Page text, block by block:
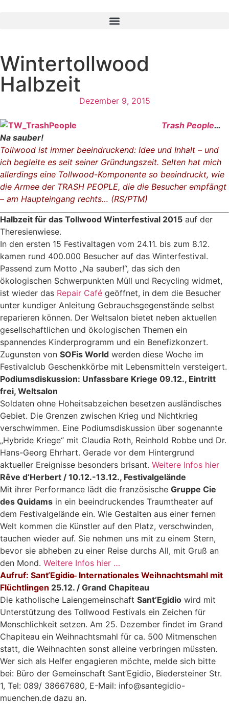
Wintertollwood
Halbzeit
Dezember 9, 2015
Trash People…
Na sauber!
Tollwood ist immer beeindruckend: Idee und Inhalt – und
ich begleite es seit seiner Gründungszeit. Selten hat mich
allerdings eine Tollwood-Komponente so beeindruckt, wie
die Armee der TRASH PEOPLE, die die Besucher empfängt
– am Haupteingang rechts… (RS/PTM)
Halbzeit für das Tollwood Winterfestival 2015 auf der
Theresienwiese.
In den ersten 15 Festivaltagen vom 24.11. bis zum 8.12.
kamen rund 400.000 Besucher auf das Winterfestival.
Passend zum Motto „Na sauber!“, das sich den
ökologischen Schwerpunkten Müll und Recycling widmet,
ist wieder das Repair Café geöffnet, in dem die Besucher
unter kundiger Anleitung Gebrauchsgegenstände selbst
reparieren können. Der Weltsalon bietet neben aktuellen
gesellschaftlichen und ökologischen Themen ein
spannendes Kinderprogramm und ein Benefizkonzert.
Zugunsten von SOFis World werden diese Woche im
Festivalclub Geschenkkörbe mit Lebensmitteln versteigert.
Podiumsdiskussion: Unfassbare Kriege 09.12., Eintritt
frei, Weltsalon
Soldaten ohne Hoheitsabzeichen besetzen ausländisches
Gebiet. Die Grenzen zwischen Krieg und Nichtkrieg
verschwimmen. Eine Podiumsdiskussion über sogenannte
„Hybride Kriege“ mit Claudia Roth, Reinhold Robbe und Dr.
Hans-Georg Ehrhart. Gerade vor dem Hintergrund
aktueller Ereignisse besonders brisant. Weitere Infos hier
Rêve d‘Herbert / 10.12.-13.12., Festivalgelände
Mit ihrer Performance lädt die französische Gruppe Cie
des Quidams in ein beeindruckendes Traumtheater auf
dem Festivalgelände ein. Wie Gestalten aus einer fernen
Welt kommen die Künstler auf den Platz, verschwinden,
tauchen wieder auf. Sie nehmen uns mit zu einem Stern,
bevor sie abheben zu einer Reise durchs All, mit Gruß an
den Mond. Weitere Infos hier …
Aufruf: Sant‘Egidio ̶ Internationales Weihnachtsmahl mit
Flüchtlingen 25.12. / Grand Chapiteau
Die katholische Laiengemeinschaft Sant’Egidio wird mit
Unterstützung des Tollwood Festivals ein Zeichen für
Menschlichkeit setzen. Am 25. Dezember findet im Grand
Chapiteau ein Weihnachtsmahl für ca. 500 Mitmenschen
statt, die Weihnachten sonst alleine verbringen müssten.
Wer sich als Helfer engagieren möchte, melde sich bitte
bei: Büro der Gemeinschaft Sant’Egidio, Biedersteiner Str.
1, Tel: 089/ 38667680, E-Mail: info@santegidio-
muenchen.de dazu an.